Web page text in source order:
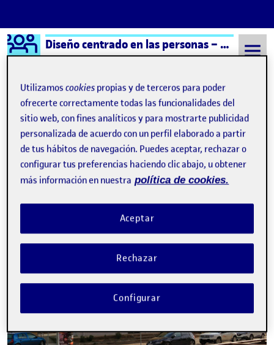
Saltar al contenido
Logo Ágora Diseño centrado en las personas – Aula 2
Semestre 20232 - Aula 2 AMBIENTE
AMBIENTE
Diseño universal / Elección de espacio
Publicado por
Maria Paula González Pinzón
Fecha de publicación11 marzo, 2024 2:25 am
-1 comentario
Utilizamoscookies propias y de terceros para poder
ofrecerte correctamente todas las funcionalidades del
sitio web, con fines analíticos y para mostrarte publicidad
personalizada de acuerdo con un perfil elaborado a partir
de tus hábitos de navegación. Puedes aceptar, rechazar o
configurar tus preferencias haciendo clic abajo, u obtener
más información en nuestra política de cookies.
Rechazar
Aceptar
Configurar